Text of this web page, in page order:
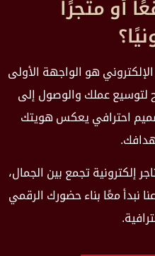
أو متجرًا
هو الواجهة الأولى
لتوسيع عملك والوصول إلى
احترافي يعكس هويتك
إلكترونية تجمع بين الجمال،
نبدأ معًا بناء حضورك الرقمي